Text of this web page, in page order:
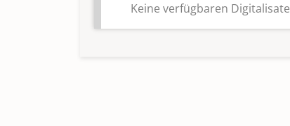
Keine verfügbaren Digitalisate